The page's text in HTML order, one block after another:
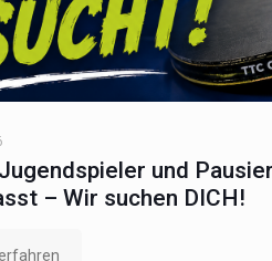
und
– Wir suchen DICH!